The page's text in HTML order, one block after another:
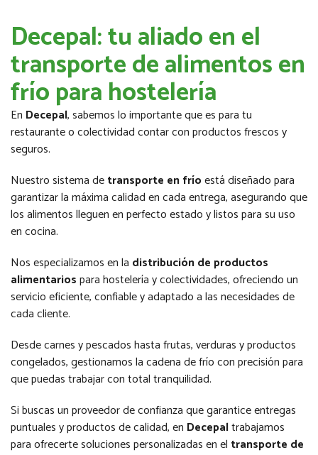
Decepal: tu aliado en el
transporte de alimentos en
frío para hostelería
En Decepal, sabemos lo importante que es para tu
restaurante o colectividad contar con productos frescos y
seguros.
Nuestro sistema detransporte en fríoestá diseñado para
garantizar la máxima calidad en cada entrega, asegurando que
los alimentos lleguen en perfecto estado y listos para su uso
en cocina.
Nos especializamos en la distribución de productos
alimentariospara hostelería y colectividades, ofreciendo un
servicio eficiente, confiable y adaptado a las necesidades de
cada cliente.
Desde carnes y pescados hasta frutas, verduras y productos
congelados, gestionamos la cadena de frío con precisión para
que puedas trabajar con total tranquilidad.
Si buscas un proveedor de confianza que garantice entregas
puntuales y productos de calidad, en Decepaltrabajamos
para ofrecerte soluciones personalizadas en el transporte de